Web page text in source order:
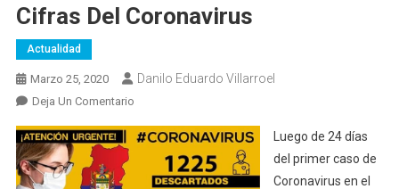
Cifras Del Coronavirus
Actualidad
Marzo 25, 2020 Danilo Eduardo Villarroel
Deja Un ComentarioEn
Del
Coronavirus
Luego de 24 días
del primer caso de
Coronavirus en el